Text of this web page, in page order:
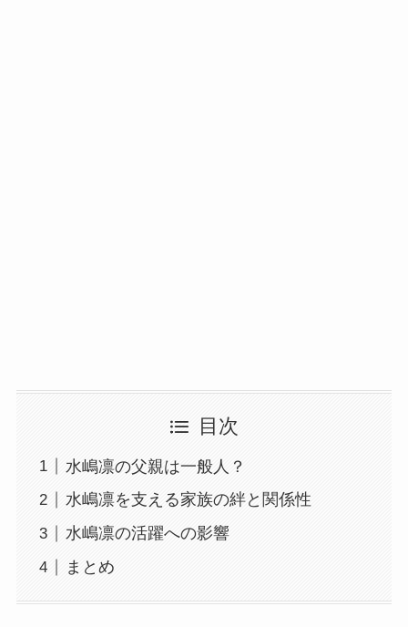
目次
水嶋凛の父親は一般人？
水嶋凛を支える家族の絆と関係性
水嶋凛の活躍への影響
まとめ